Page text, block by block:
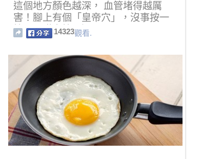
這個地方顏色越深， 血管堵得越厲
害！腳上有個「皇帝穴」，沒事按一
按，心臟血管全通了！
14323觀看.